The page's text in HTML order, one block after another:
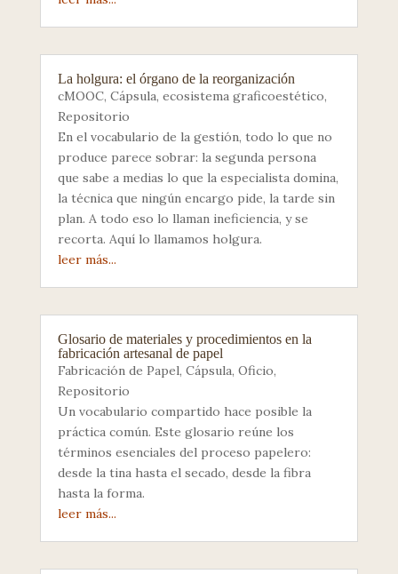
La holgura: el órgano de la reorganización
cMOOC, Cápsula, ecosistema graficoestético,
Repositorio
En el vocabulario de la gestión, todo lo que no
produce parece sobrar: la segunda persona
que sabe a medias lo que la especialista domina,
la técnica que ningún encargo pide, la tarde sin
plan. A todo eso lo llaman ineficiencia, y se
recorta. Aquí lo llamamos holgura.
leer más...
Glosario de materiales y procedimientos en la
fabricación artesanal de papel
Fabricación de Papel, Cápsula, Oficio,
Repositorio
Un vocabulario compartido hace posible la
práctica común. Este glosario reúne los
términos esenciales del proceso papelero:
desde la tina hasta el secado, desde la fibra
hasta la forma.
leer más...